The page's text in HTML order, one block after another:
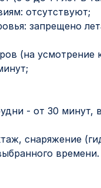
отсутствуют;
запрещено
(на усмотрение
- от 30 минут,
снаряжение
времени.